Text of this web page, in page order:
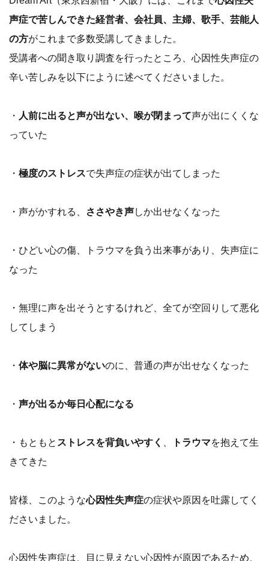
声症で苦しんできた経営者、会社員、主婦、歌手、芸能人
の方がこれまで多数受講してきました。
受講者への聞き取り調査を行ったところ、心因性失声症の
辛い苦しみを以下にように述べてくださいました。
・ 人前に出ると声が出ない、喉が閉まって声が出にくくな
っていた
・ 極度のストレスで失声症の症状が出てしまった
・声がかすれる、 ささやき声しか出せなくなった
・ひどい心の傷、トラウマを負う出来事があり、失声症に
なった
・無理に声を出そうとするけれど、全てが空回りして悪化
してしまう
・ 体や脳に異常がないのに、普通の声が出せなくなった
・ 声が出るか毎日心配になる
・もともと ストレスを背負いやすく トラウマを抱えて生
きてきた
皆様、このような心因性失声症の症状や原因を吐露してく
ださいました。
心因性失声症は、目に見えない心因性が原因であるため、